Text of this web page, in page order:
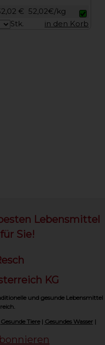
€ 52,02€/kg
Stk.
in den Korb
Lebensmittel
für Sie!
KG
und gesunde Lebensmittel
Gesunde Tiere| Gesundes Wasser|